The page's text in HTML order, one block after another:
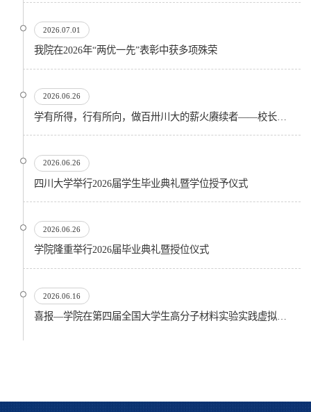
2026.07.01
我院在2026年“两优一先”表彰中获多项殊荣
2026.06.26
2026.06.26
四川大学举行2026届学生毕业典礼暨学位授予仪式
2026.06.26
​学院隆重举行2026届毕业典礼暨授位仪式
2026.06.16
喜报—学院在第四届全国大学生高分子材料实验实践虚拟仿真大赛再创佳绩